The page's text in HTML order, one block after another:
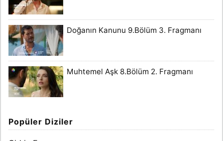
Doğanın Kanunu 9.Bölüm 3. Fragmanı
Muhtemel Aşk 8.Bölüm 2. Fragmanı
Popüler Diziler